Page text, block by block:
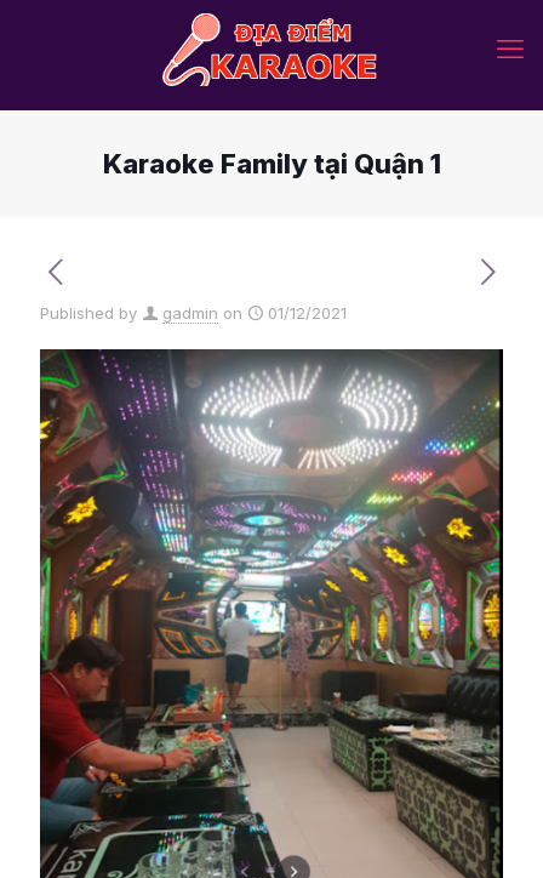
Karaoke Family tại Quận 1
Published by gadmin on 01/12/2021